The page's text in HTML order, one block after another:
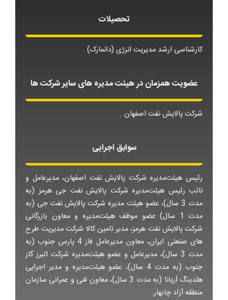
تحصیلات
کارشناسی ارشد مدیریت انرژی (دانمارک)
عضویت همزمان در هیئت مدیره های سایر شرکت ها
شرکت پالایش نفت اصفهان .
سوابق اجرایی
رئیس هیئت‌مدیره شرکت پالایش نفت اصفهان، مدیرعامل و
نائب رئیس هیئت‌مدیره شرکت پالایش نفت جی هرمز (به
مدت 3 سال)، عضو هیئت مدیره شرکت پالایش نفت جی (به
مدت 1 سال) عضو موظف هیئت‌مدیره و معاون بازرگانی
شرکت پالایش نفت هرمز، مدیر تامین کالا شرکت مدیریت طرح
های صنعتی ایران، معاون مدیرعامل فاز 4 پارس جنوب (به
مدت 3 سال)، مدیرعامل و عضو هیئت‌مدیره شرکت البرز گاز
جنوب (به مدت 4 سال)، عضو هیئت‌مدیره و مدیر اجرایی
هلدینگ آریانا (به مدت 3 سال)، معاون فنی و عمرانی سازمان
منطقه آزاد چابهار.